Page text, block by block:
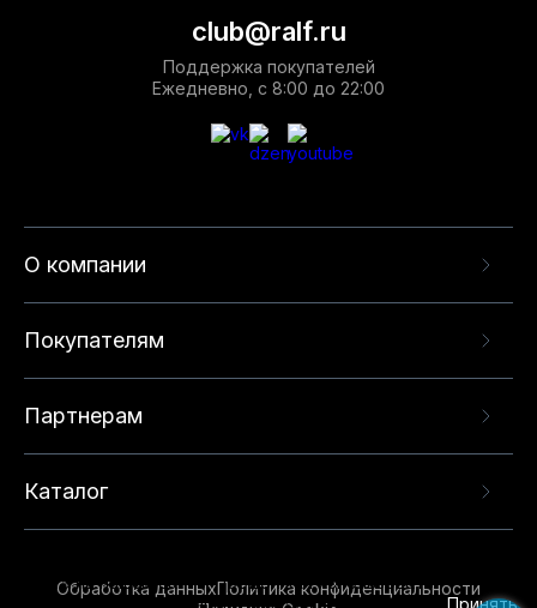
О компании
Покупателям
Партнерам
Каталог
club@ralf.ru
Поддержка покупателей
Ежедневно, с 8:00 до 22:00
Обработка данныхПолитика конфиденциальности
опыта на нашем сайте. Продолжая использовать